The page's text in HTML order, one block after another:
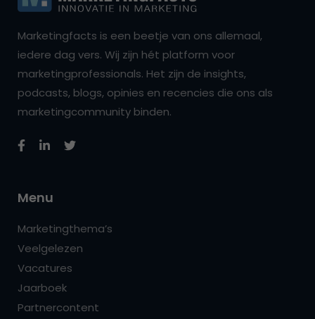
Marketingfacts is een beetje van ons allemaal,
iedere dag vers. Wij zijn hét platform voor
marketingprofessionals. Het zijn de insights,
podcasts, blogs, opinies en recencies die ons als
marketingcommunity binden.
Menu
Marketingthema’s
Veelgelezen
Vacatures
Jaarboek
Partnercontent